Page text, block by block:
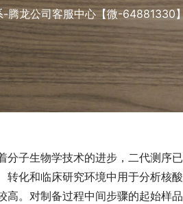
-腾龙公司客服中心【微-64881330
分子生物学技术的进步，二代测序
转化和临床研究环境中用于分析核
高。对制备过程中间步骤的起始样